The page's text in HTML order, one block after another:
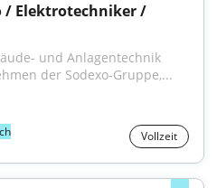
/ Elektrotechniker /
und Anlagentechnik
der Sodexo-Gruppe,...
Vollzeit